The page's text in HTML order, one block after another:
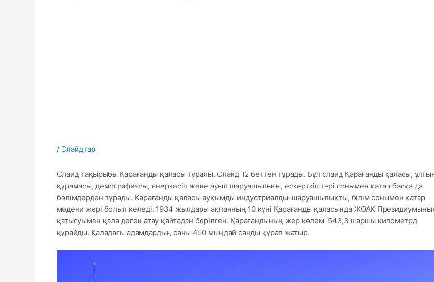
/ Слайдтар
Слайд тақырыбы Қарағанды қаласы туралы. Слайд 12 беттен тұрады. Бұл слайд Қарағанды қаласы,
құрамасы, демографиясы, өнеркәсіп және ауыл шаруашылығы, ескерткіштері сонымен қатар басқа да
бөлімдерден тұрады. Қарағанды қаласы ауқымды индустриалды-шаруашылықты, білім сонымен қатар
мәдени жері болып келеді. 1934 жылдары ақпанның 10 күні Қарағанды қаласында ЖОАК
қатысуымен қала деген атау қайтадан берілген. Қарағандының жер көлемі 543,3 шаршы километрді
құрайды. Қаладағы адамдардың саны 450 мыңдай санды құрап жатыр.